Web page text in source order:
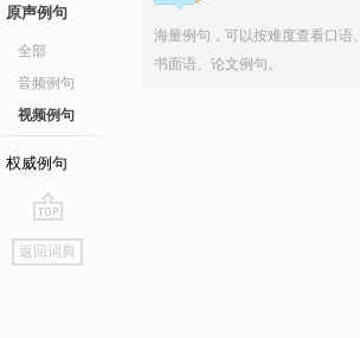
原声例句
全部
音频例句
视频例句
权威例句
go
top
返回词典
海量例句，可以按难度查看口语、
书面语、论文例句。